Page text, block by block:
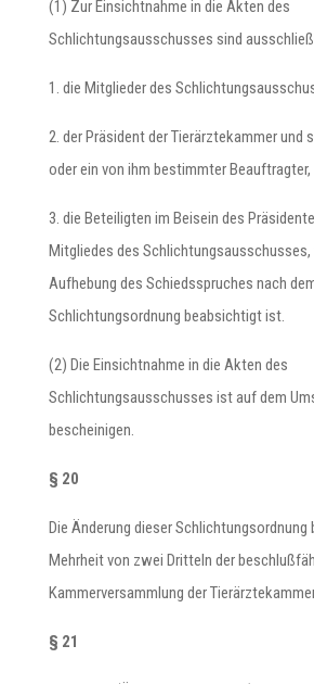
(1) Zur Einsichtnahme in die Akten des
Schlichtungsausschusses sind
1. die Mitglieder des
2. der Präsident der Tierärztekammer und
oder ein von ihm bestimmter Beauftragter,
3. die Beteiligten im Beisein des
Mitgliedes des Schlichtungsausschusses,
Aufhebung des Schiedsspruches nach
Schlichtungsordnung beabsichtigt ist.
(2) Die Einsichtnahme in die Akten des
Schlichtungsausschusses ist auf dem
bescheinigen.
§ 20
Die Änderung dieser Schlichtungsordnung
Mehrheit von zwei Dritteln der
Kammerversammlung der
§ 21